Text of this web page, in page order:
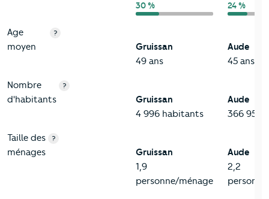
30 % 24 %
Age
moyen
?
Gruissan
49 ans
Aude
45 ans
Nombre
d'habitants
?
Gruissan
4 996 habitants
Aude
366 957
Taille des
ménages
?
Gruissan
1,9
personne/ménage
Aude
2,2